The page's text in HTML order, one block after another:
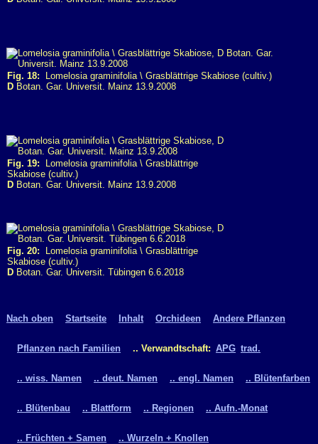
Fig. 18: Lomelosia graminifolia \ Grasblättrige Skabiose (cultiv.)
D Botan. Gar. Universit. Mainz 13.9.2008
Fig. 19: Lomelosia graminifolia \ Grasblättrige
Skabiose (cultiv.)
D Botan. Gar. Universit. Mainz 13.9.2008
Fig. 20: Lomelosia graminifolia \ Grasblättrige
Skabiose (cultiv.)
D Botan. Gar. Universit. Tübingen 6.6.2018
Nach oben Startseite Inhalt Orchideen Andere Pflanzen
Pflanzen nach Familien .. Verwandtschaft: APG trad.
.. wiss. Namen .. deut. Namen .. engl. Namen .. Blütenfarben
.. Blütenbau .. Blattform .. Regionen .. Aufn.-Monat
.. Früchten + Samen .. Wurzeln + Knollen